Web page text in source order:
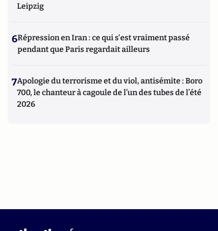
Leipzig
6Répression en Iran : ce qui s'est vraiment passé
pendant que Paris regardait ailleurs
7Apologie du terrorisme et du viol, antisémite : Boro
700, le chanteur à cagoule de l’un des tubes de l’été
2026